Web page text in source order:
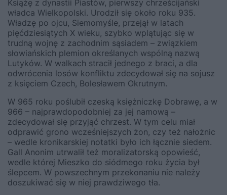
Książę z dynastii Piastów, pierwszy chrześcijański
władca Wielkopolski. Urodził się około roku 935.
Władzę po ojcu, Siemomyśle, przejął w latach
pięćdziesiątych X wieku, szybko wplątując się w
trudną wojnę z zachodnim sąsiadem – związkiem
słowiańskich plemion określanych wspólną nazwą
Lutyków. W walkach stracił jednego z braci, a dla
odwrócenia losów konfliktu zdecydował się na sojusz
z księciem Czech, Bolesławem Okrutnym.
W 965 roku poślubił czeską księżniczkę Dobrawę, a w
966 – najprawdopodobniej za jej namową –
zdecydował się przyjąć chrzest. W tym celu miał
odprawić grono wcześniejszych żon, czy też nałożnic
– wedle kronikarskiej notatki było ich łącznie siedem.
Gall Anonim utrwalił też moralizatorską opowieść,
wedle której Mieszko do siódmego roku życia był
ślepcem. W powszechnym przekonaniu nie należy
doszukiwać się w niej prawdziwego tła.